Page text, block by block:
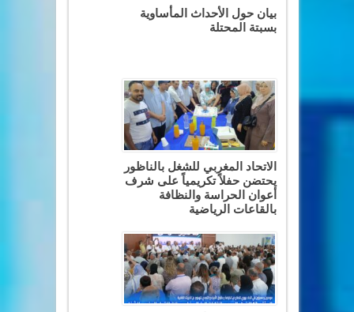
بيان حول الأحداث المأساوية
بسبتة المحتلة
الاتحاد المغربي للشغل بالناظور
يحتضن حفلاً تكريمياً على شرف
أعوان الحراسة والنظافة
بالقاعات الرياضية